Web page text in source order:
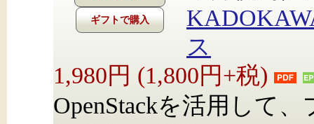
ギフトで購入
ス
1,980円 (1,800円+税)
OpenStackを活用して